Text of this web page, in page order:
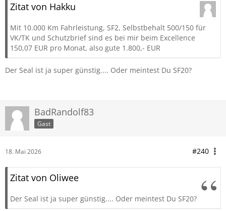
Zitat von Hakku
Mit 10.000 Km Fahrleistung, SF2, Selbstbehalt 500/150 für
VK/TK und Schutzbrief sind es bei mir beim Excellence
150,07 EUR pro Monat, also gute 1.800,- EUR
Der Seal ist ja super günstig.... Oder meintest Du SF20?
BadRandolf83
Gast
18. Mai 2026 #240
Zitat von Oliwee
Der Seal ist ja super günstig.... Oder meintest Du SF20?